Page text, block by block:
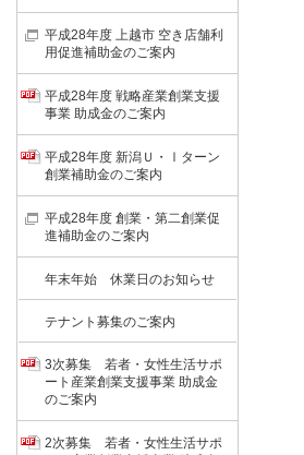
平成28年度 上越市 空き店舗利
用促進補助金のご案内
平成28年度 戦略産業創業支援
事業 助成金のご案内
平成28年度 新潟Ｕ・Ⅰターン
創業補助金のご案内
平成28年度 創業・第二創業促
進補助金のご案内
年末年始 休業日のお知らせ
テナント募集のご案内
3次募集 若者・女性生活サポ
ート産業創業支援事業 助成金
のご案内
2次募集 若者・女性生活サポ